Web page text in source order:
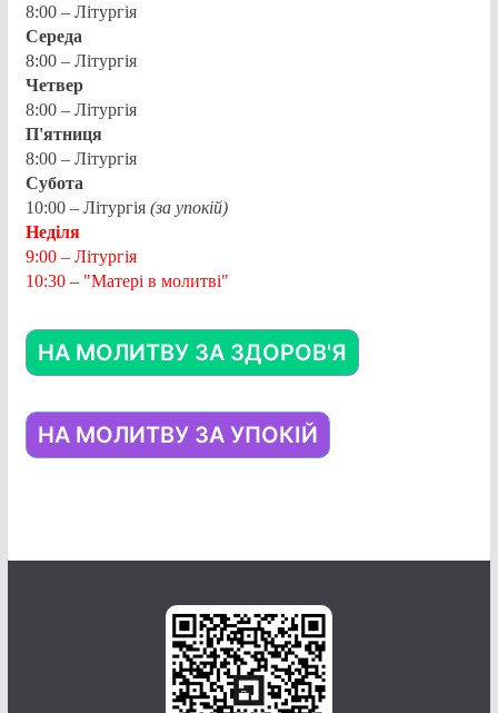
8:00 – Літургія
Середа
8:00 – Літургія
Четвер
8:00 – Літургія
П'ятниця
8:00 – Літургія
Субота
10:00 – Літургія (за упокій)
Неділя
9:00 – Літургія
10:30 – "Матері в молитві"
НА МОЛИТВУ ЗА ЗДОРОВ'Я
НА МОЛИТВУ ЗА УПОКІЙ